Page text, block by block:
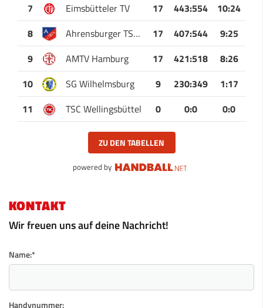
7
Eimsbütteler TV 17 443:554
10:24
8
Ahrensburger TSV 2 17 407:544
9:25
9
AMTV Hamburg 17 421:518
8:26
10
SG Wilhelmsburg 9 230:349
1:17
11
TSC Wellingsbüttel 0 0:0 0:0
ZU DEN TABELLEN
powered by
KONTAKT
Wir freuen uns auf deine Nachricht!
Name:*
Handynummer: